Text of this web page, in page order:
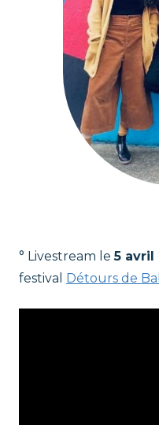
° Livestream le5 avril
festival Détours de